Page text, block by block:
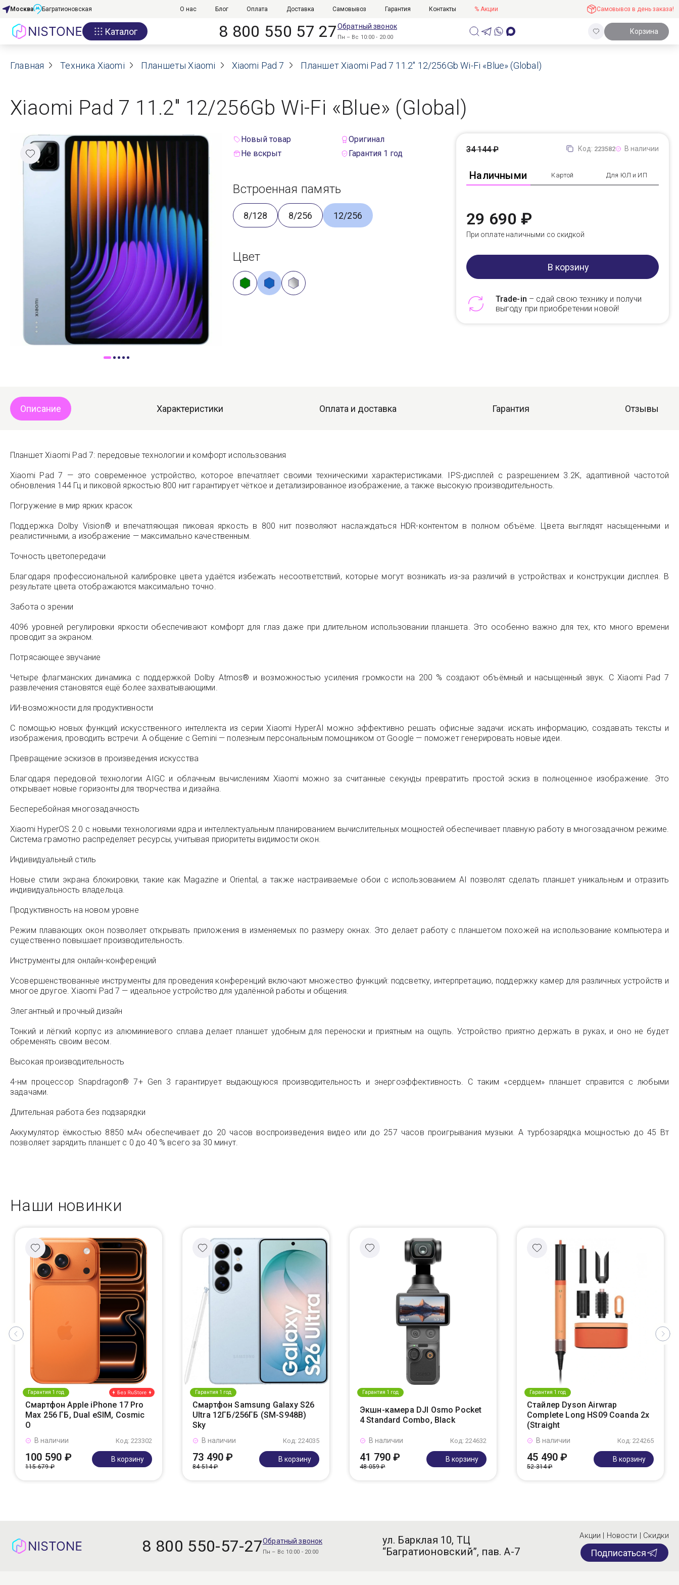
Акции
О нас
Реквизиты
Контакты
Доставка
Самовывоз
Trade-In
Москва Багратионовская О нас Блог Оплата Доставка Самовывоз Гарантия Контакты % Акции Самовывоз в день заказа!
Каталог 8 800 550 57 27Обратный звонок
Пн – Вс 10:00 - 20:00
Корзина
Главная Техника Xiaomi Планшеты Xiaomi Xiaomi Pad 7 Планшет Xiaomi Pad 7 11.2" 12/256Gb Wi-Fi «Blue» (Global)
Xiaomi Pad 7 11.2" 12/256Gb Wi-Fi «Blue» (Global)
Новый товар
Оригинал
Не вскрыт
Гарантия 1 год
Встроенная память
8/128 8/256 12/256
Цвет
Код: 223582 В наличии
Наличными Картой Для ЮЛ и ИП
34 144 ₽
29 690 ₽
При оплате наличными со скидкой
В корзину
Trade-in – сдай свою технику и получи
выгоду при приобретении новой!
Описание Характеристики Оплата и доставка Гарантия Отзывы
Планшет Xiaomi Pad 7: передовые технологии и комфорт использования
Xiaomi Pad 7 — это современное устройство, которое впечатляет своими техническими характеристиками. IPS-дисплей с разрешением 3.2K, адаптивной частотой
обновления 144 Гц и пиковой яркостью 800 нит гарантирует чёткое и детализированное изображение, а также высокую производительность.
Погружение в мир ярких красок
Поддержка Dolby Vision® и впечатляющая пиковая яркость в 800 нит позволяют наслаждаться HDR-контентом в полном объёме. Цвета выглядят насыщенными и
реалистичными, а изображение — максимально качественным.
Точность цветопередачи
Благодаря профессиональной калибровке цвета удаётся избежать несоответствий, которые могут возникать из-за различий в устройствах и конструкции дисплея. В
результате цвета отображаются максимально точно.
Забота о зрении
4096 уровней регулировки яркости обеспечивают комфорт для глаз даже при длительном использовании планшета. Это особенно важно для тех, кто много времени
проводит за экраном.
Потрясающее звучание
Четыре флагманских динамика с поддержкой Dolby Atmos® и возможностью усиления громкости на 200 % создают объёмный и насыщенный звук. С Xiaomi Pad 7
развлечения становятся ещё более захватывающими.
ИИ-возможности для продуктивности
С помощью новых функций искусственного интеллекта из серии Xiaomi HyperAI можно эффективно решать офисные задачи: искать информацию, создавать тексты и
изображения, проводить встречи. А общение с Gemini — полезным персональным помощником от Google — поможет генерировать новые идеи.
Превращение эскизов в произведения искусства
Благодаря передовой технологии AIGC и облачным вычислениям Xiaomi можно за считанные секунды превратить простой эскиз в полноценное изображение. Это
открывает новые горизонты для творчества и дизайна.
Бесперебойная многозадачность
Xiaomi HyperOS 2.0 с новыми технологиями ядра и интеллектуальным планированием вычислительных мощностей обеспечивает плавную работу в многозадачном режиме.
Система грамотно распределяет ресурсы, учитывая приоритеты видимости окон.
Индивидуальный стиль
Новые стили экрана блокировки, такие как Magazine и Oriental, а также настраиваемые обои с использованием AI позволят сделать планшет уникальным и отразить
индивидуальность владельца.
Продуктивность на новом уровне
Режим плавающих окон позволяет открывать приложения в изменяемых по размеру окнах. Это делает работу с планшетом похожей на использование компьютера и
существенно повышает производительность.
Инструменты для онлайн-конференций
Усовершенствованные инструменты для проведения конференций включают множество функций: подсветку, интерпретацию, поддержку камер для различных устройств и
многое другое. Xiaomi Pad 7 — идеальное устройство для удалённой работы и общения.
Элегантный и прочный дизайн
Тонкий и лёгкий корпус из алюминиевого сплава делает планшет удобным для переноски и приятным на ощупь. Устройство приятно держать в руках, и оно не будет
обременять своим весом.
Высокая производительность
4-нм процессор Snapdragon® 7+ Gen 3 гарантирует выдающуюся производительность и энергоэффективность. С таким «сердцем» планшет справится с любыми
задачами.
Длительная работа без подзарядки
Аккумулятор ёмкостью 8850 мАч обеспечивает до 20 часов воспроизведения видео или до 257 часов проигрывания музыки. А турбозарядка мощностью до 45 Вт
позволяет зарядить планшет с 0 до 40 % всего за 30 минут.
Наши новинки
Гарантия 1 год
Смартфон Apple iPhone 17 Pro
Max 256 ГБ, Dual eSIM, Cosmic
O
Код: 223302
В наличии
100 590 ₽
115 679 ₽
В корзину
Гарантия 1 год
Смартфон Samsung Galaxy S26
Ultra 12ГБ/256ГБ (SM-S948B)
Sky
Код: 224035
В наличии
73 490 ₽
84 514 ₽
В корзину
Гарантия 1 год
Экшн-камера DJI Osmo Pocket
4 Standard Combo, Black
Код: 224632
В наличии
41 790 ₽
48 059 ₽
В корзину
Гарантия 1 год
Стайлер Dyson Airwrap
Complete Long HS09 Coanda 2x
(Straight
Код: 224265
В наличии
45 490 ₽
52 314 ₽
В корзину
8 800 550-57-27Обратный звонок
Пн – Вс 10:00 - 20:00
ул. Барклая 10, ТЦ
“Багратионовский”, пав. А-7
Акции | Новости | Скидки
Подписаться